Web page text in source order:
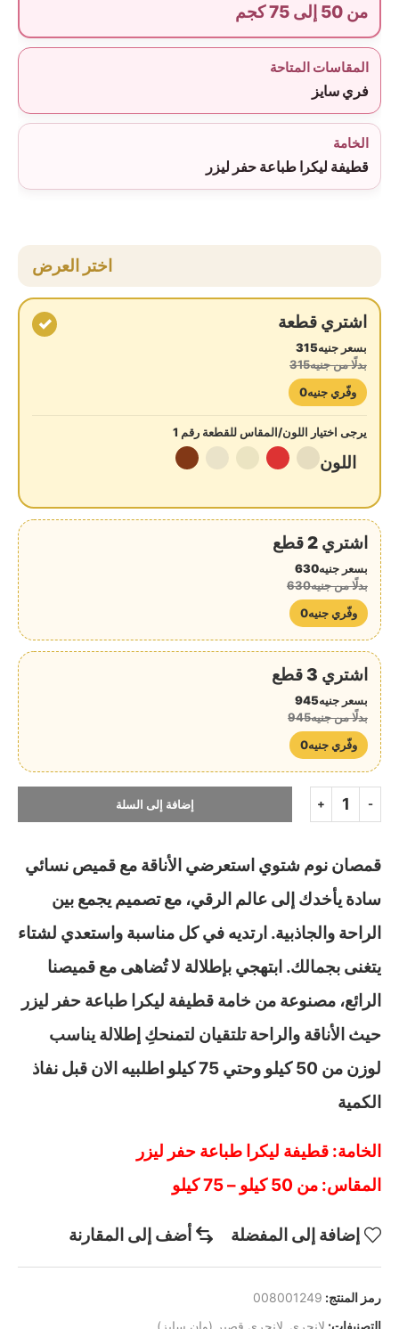
من 50 إلى 75 كجم
المقاسات المتاحة
فري سايز
الخامة
قطيفة ليكرا طباعة حفر ليزر
اختر العرض
اشتري قطعة
بسعر جنيه315
بدلًا من جنيه315
وفّري جنيه0
✓
يرجى اختيار اللون/المقاس للقطعة رقم 1
اللون
اشتري 2 قطع
بسعر جنيه630
بدلًا من جنيه630
وفّري جنيه0
اشتري 3 قطع
بسعر جنيه945
بدلًا من جنيه945
وفّري جنيه0
إضافة إلى السلة
قمصان نوم شتوي استعرضي الأناقة مع قميص نسائي
سادة يأخدك إلى عالم الرقي، مع تصميم يجمع بين
الراحة والجاذبية. ارتديه في كل مناسبة واستعدي لشتاء
يتغنى بجمالك. ابتهجي بإطلالة لا تُضاهى مع قميصنا
الرائع، مصنوعة من خامة قطيفة ليكرا طباعة حفر ليزر
حيث الأناقة والراحة تلتقيان لتمنحكِ إطلالة يناسب
لوزن من 50 كيلو وحتي 75 كيلو اطلبيه الان قبل نفاذ
الكمية
الخامة: قطيفة ليكرا طباعة حفر ليزر
المقاس: من 50 كيلو – 75 كيلو
إضافة إلى المفضلة أضف إلى المقارنة
رمز المنتج: 008001249
التصنيفات: لانجري لانجري قصير (وان سايز)